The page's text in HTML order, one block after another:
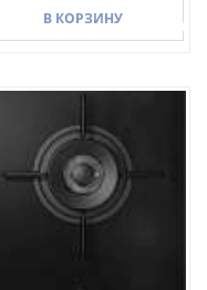
В КОРЗИНУ
В КОРЗИНУ